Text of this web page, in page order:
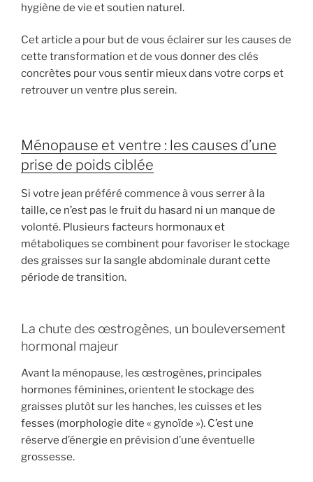
hygiène de vie et soutien naturel.
Cet article a pour but de vous éclairer sur les causes de
cette transformation et de vous donner des clés
concrètes pour vous sentir mieux dans votre corps et
retrouver un ventre plus serein.
Ménopause et ventre : les causes d’une
prise de poids ciblée
Si votre jean préféré commence à vous serrer à la
taille, ce n’est pas le fruit du hasard ni un manque de
volonté. Plusieurs facteurs hormonaux et
métaboliques se combinent pour favoriser le stockage
des graisses sur la sangle abdominale durant cette
période de transition.
La chute des œstrogènes, un bouleversement
hormonal majeur
Avant la ménopause, les œstrogènes, principales
hormones féminines, orientent le stockage des
graisses plutôt sur les hanches, les cuisses et les
fesses (morphologie dite « gynoïde »). C’est une
réserve d’énergie en prévision d’une éventuelle
grossesse.